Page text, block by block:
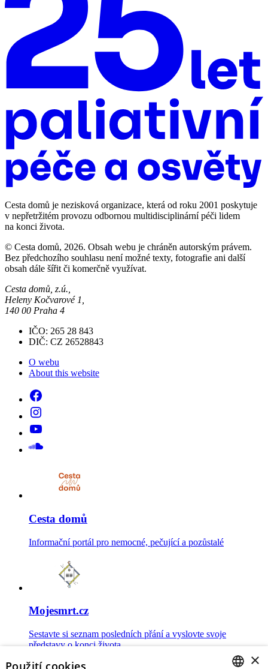
Cesta domů je nezisková organizace, která od roku 2001 poskytuje
v nepřetržitém provozu odbornou multidisciplinární péči lidem
na konci života.
© Cesta domů, 2026. Obsah webu je chráněn autorským právem.
Bez předchozího souhlasu není možné texty, fotografie ani další
obsah dále šířit či komerčně využívat.
Cesta domů, z.ú.,
Heleny Kočvarové 1,
140 00 Praha 4
IČO: 265 28 843
DIČ: CZ 26528843
O webu
About this website
Cesta domů
Informační portál pro nemocné, pečující a pozůstalé
Mojesmrt.cz
Sestavte si seznam posledních přání a vyslovte svoje
představy o konci života
×
Použití cookies